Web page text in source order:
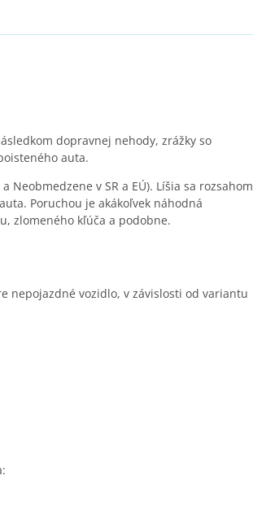
dopravnej nehody, zrážky so
auta.
Neobmedzene v SR a EÚ). Líšia sa rozsahom
Poruchou je akákoľvek náhodná
zlomeného kľúča a podobne.
nepojazdné vozidlo, v závislosti od variantu